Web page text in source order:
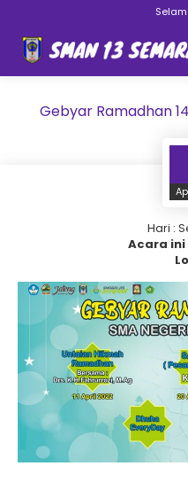
Gebyar Ramadhan
Hari :
Acara